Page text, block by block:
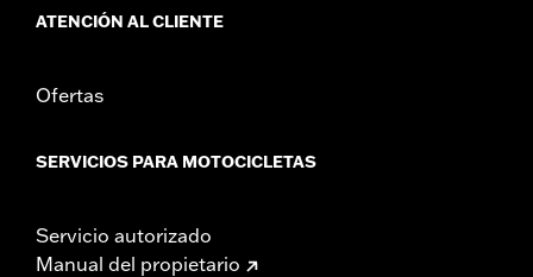
ATENCIÓN AL CLIENTE
Ofertas
SERVICIOS PARA MOTOCICLETAS
Servicio autorizado
Manual del propietario